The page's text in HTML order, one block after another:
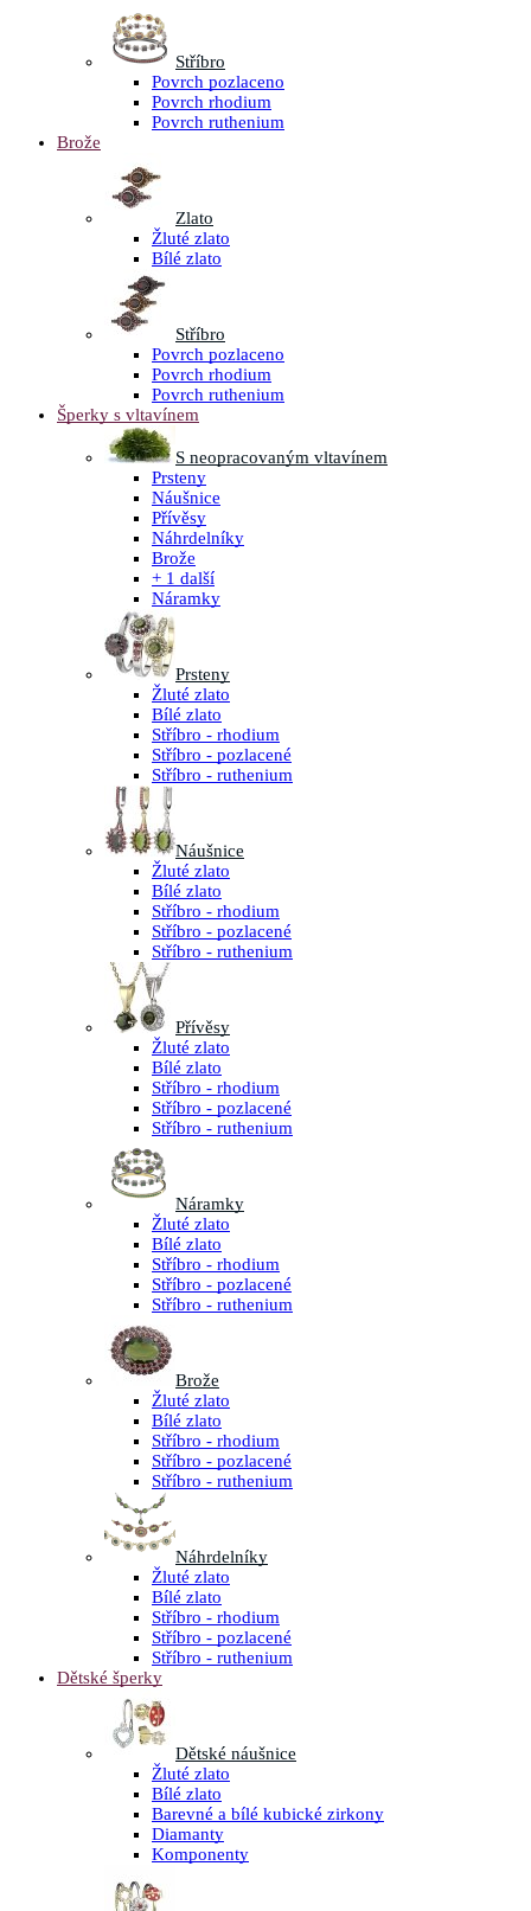
Stříbro
Povrch pozlaceno
Povrch rhodium
Povrch ruthenium
Brože
Zlato
Žluté zlato
Bílé zlato
Stříbro
Povrch pozlaceno
Povrch rhodium
Povrch ruthenium
Šperky s vltavínem
S neopracovaným vltavínem
Prsteny
Náušnice
Přívěsy
Náhrdelníky
Brože
+ 1 další
Náramky
Prsteny
Žluté zlato
Bílé zlato
Stříbro - rhodium
Stříbro - pozlacené
Stříbro - ruthenium
Náušnice
Žluté zlato
Bílé zlato
Stříbro - rhodium
Stříbro - pozlacené
Stříbro - ruthenium
Přívěsy
Žluté zlato
Bílé zlato
Stříbro - rhodium
Stříbro - pozlacené
Stříbro - ruthenium
Náramky
Žluté zlato
Bílé zlato
Stříbro - rhodium
Stříbro - pozlacené
Stříbro - ruthenium
Brože
Žluté zlato
Bílé zlato
Stříbro - rhodium
Stříbro - pozlacené
Stříbro - ruthenium
Náhrdelníky
Žluté zlato
Bílé zlato
Stříbro - rhodium
Stříbro - pozlacené
Stříbro - ruthenium
Dětské šperky
Dětské náušnice
Žluté zlato
Bílé zlato
Barevné a bílé kubické zirkony
Diamanty
Komponenty